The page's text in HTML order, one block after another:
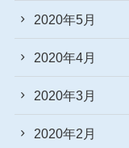
2020年5月
2020年4月
2020年3月
2020年2月